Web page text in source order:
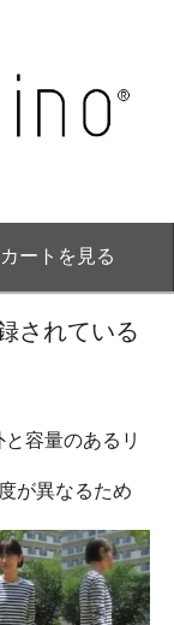
カートを見る
されている
容量のあるリ
が異なるため